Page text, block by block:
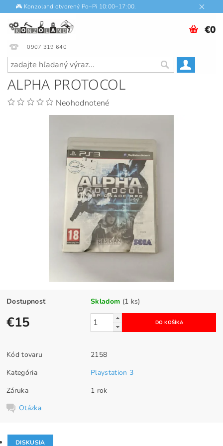
🎮 Konzoland otvorený Po–Pi 10:00–17:00.
0907 319 640
€0
ALPHA PROTOCOL
Neohodnotené
Dostupnosť Skladom (1 ks)
€15
Kód tovaru
2158
Kategória
Playstation 3
Záruka
1 rok
Otázka
DISKUSIA